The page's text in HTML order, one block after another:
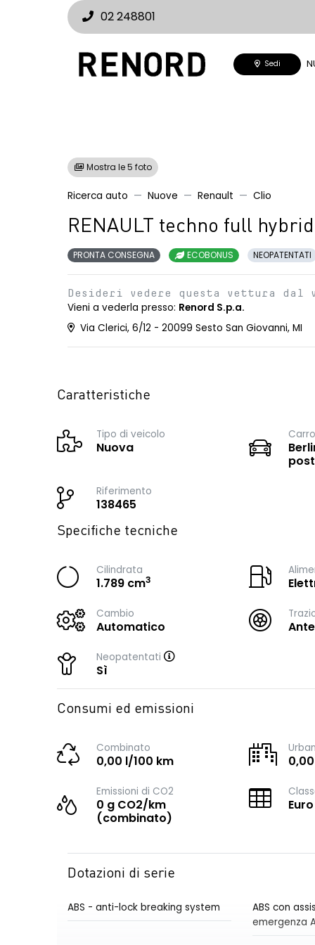
02 248801
Sedi
Mostra le 5 foto
Ricerca auto Nuove Renault Clio
RENAULT techno full
PRONTA CONSEGNA ECOBONUS NEOPATENTATI
Desideri vedere questa vettura dal
Vieni a vederla presso: Renord S.p.a.
Via Clerici, 6/12 - 20099 Sesto San Giovanni, MI
Caratteristiche
Tipo di veicolo
Nuova
Riferimento
138465
Specifiche tecniche
Cilindrata
1.789 cm3
Cambio
Automatico
Neopatentati
Sì
Consumi ed emissioni
Combinato
0,00 l/100 km
Emissioni di CO2
0 g CO2/km
(combinato)
Dotazioni di serie
ABS - anti-lock breaking system
ABS con
emergenza